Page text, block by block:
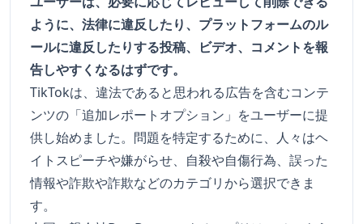
ように、法律に違反したり、プラットフォームのル
ールに違反したりする投稿、ビデオ、コメントを報
告しやすくなるはずです。
TikTokは、違法であると思われる広告を含むコンテ
ンツの「追加レポートオプション」をユーザーに提
供し始めました。問題を特定するために、人々はヘ
イトスピーチや嫌がらせ、自殺や自傷行為、誤った
情報や詐欺や詐欺などのカテゴリから選択できま
す。